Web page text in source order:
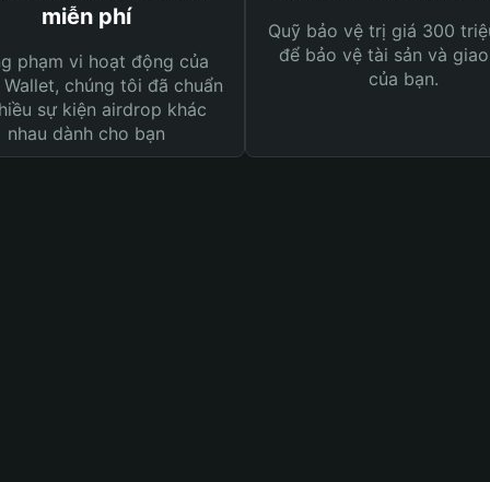
miễn phí
phạm vi hoạt động của
chúng tôi đã chuẩn
sự kiện airdrop khác
nhau dành cho bạn
Quỹ bảo vệ trị giá 300
để bảo vệ tài sản và
của bạn.